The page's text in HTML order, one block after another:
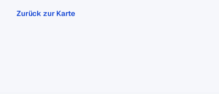
Zurück zur Karte